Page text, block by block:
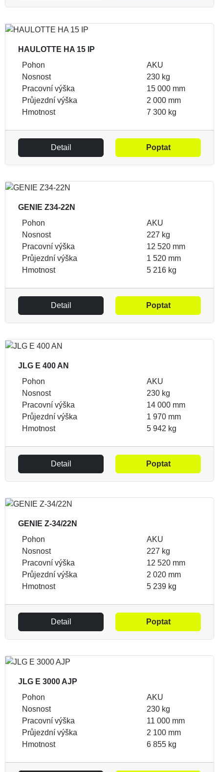
HAULOTTE HA 15 IP
Pohon
AKU
Nosnost
230 kg
Pracovní výška
15 000 mm
Průjezdní výška
2 000 mm
Hmotnost
7 300 kg
Detail Poptat
GENIE Z34-22N
Pohon
AKU
Nosnost
227 kg
Pracovní výška
12 520 mm
Průjezdní výška
1 520 mm
Hmotnost
5 216 kg
Detail Poptat
JLG E 400 AN
Pohon
AKU
Nosnost
230 kg
Pracovní výška
14 000 mm
Průjezdní výška
1 970 mm
Hmotnost
5 942 kg
Detail Poptat
GENIE Z-34/22N
Pohon
AKU
Nosnost
227 kg
Pracovní výška
12 520 mm
Průjezdní výška
2 020 mm
Hmotnost
5 239 kg
Detail Poptat
JLG E 3000 AJP
Pohon
AKU
Nosnost
230 kg
Pracovní výška
11 000 mm
Průjezdní výška
2 100 mm
Hmotnost
6 855 kg